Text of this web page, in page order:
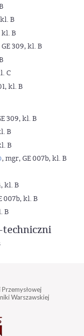
B
kl. B
309, kl. B
C
kl. B
309, kl. B
B
B
, mgr, GE 007b, kl. B
kl. B
007b, kl. B
B
Warszawskiej